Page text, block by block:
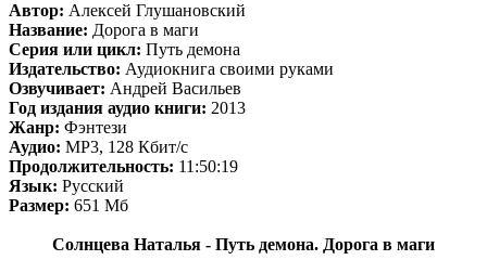
Автор: Алексей Глушановский
Название: Дорога в маги
Серия или цикл: Путь демона
Издательство: Аудиокнига своими руками
Озвучивает: Андрей Васильев
Год издания аудио книги: 2013
Жанр: Фэнтези
Аудио: MP3, 128 Кбит/с
Продолжительность: 11:50:19
Язык: Русский
Размер: 651 Мб
Солнцева Наталья - Путь демона. Дорога в маги